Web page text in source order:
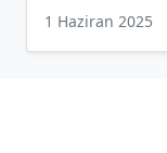
1 Haziran 2025